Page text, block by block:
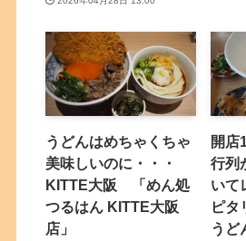
うどんはめちゃくちゃ
美味しいのに・・・
KITTE大阪 「めん処
つるはん KITTE大阪
店」
開店
行列
いて
ピタ
うど